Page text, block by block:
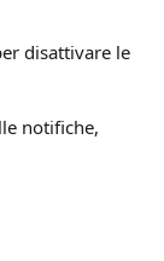
disattivare le
notifiche,